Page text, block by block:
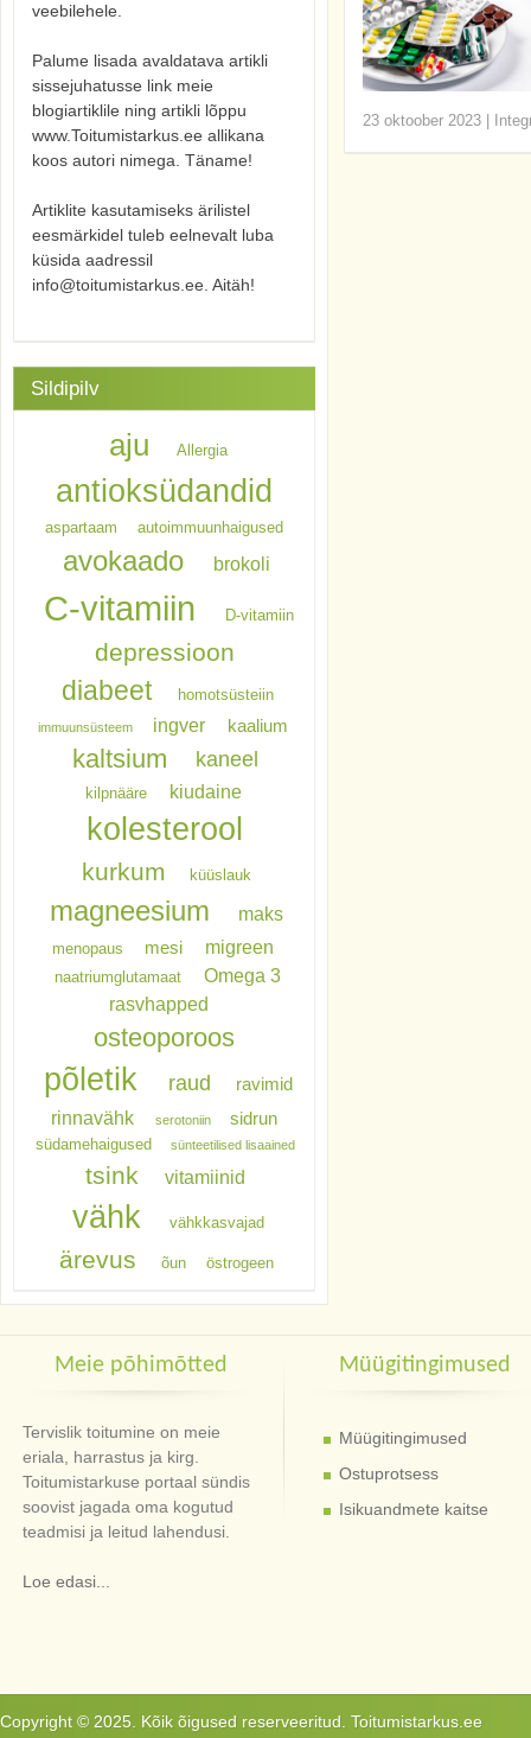
23 oktoober 2023
veebilehele.
Palume lisada avaldatava artikli
sissejuhatusse link meie
blogiartiklile ning artikli lõppu
www.Toitumistarkus.ee allikana
koos autori nimega. Täname!
Artiklite kasutamiseks ärilistel
eesmärkidel tuleb eelnevalt luba
küsida aadressil
info@toitumistarkus.ee. Aitäh!
Sildipilv
aju Allergia
antioksüdandid
aspartaam autoimmuunhaigused
avokaado brokoli
C-vitamiin D-vitamiin
depressioon
diabeet homotsüsteiin
immuunsüsteem ingver kaalium
kaltsium kaneel
kilpnääre kiudaine
kolesterool
kurkum küüslauk
magneesium maks
menopaus mesi migreen
naatriumglutamaat
Omega 3
rasvhapped
osteoporoos
põletik raud ravimid
rinnavähk serotoniin sidrun
südamehaigused sünteetilised lisaained
tsink vitamiinid
vähk vähkkasvajad
ärevus õun östrogeen
Meie põhimõtted
Tervislik toitumine on meie
eriala, harrastus ja kirg.
Toitumistarkuse portaal sündis
soovist jagada oma kogutud
teadmisi ja leitud lahendusi.
Loe edasi...
Müügitingimused
Müügitingimused
Ostuprotsess
Isikuandmete kaitse
Copyright © 2025. Kõik õigused reserveeritud. Toitumistarkus.ee